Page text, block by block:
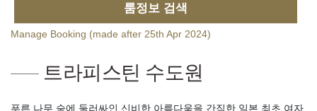
룸정보 검색
Manage Booking (made after 25th Apr 2024)
트라피스틴 수도원
푸른 나무 숲에 둘러싸인 신비한 아름다움을 간직한 일본 최초 여자